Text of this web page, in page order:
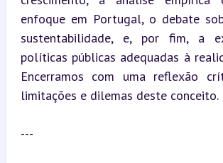
enfoque em Portugal, o debate
sustentabilidade, e, por fim, a
políticas públicas adequadas à
Encerramos com uma reflexão
limitações e dilemas deste conceito.
---